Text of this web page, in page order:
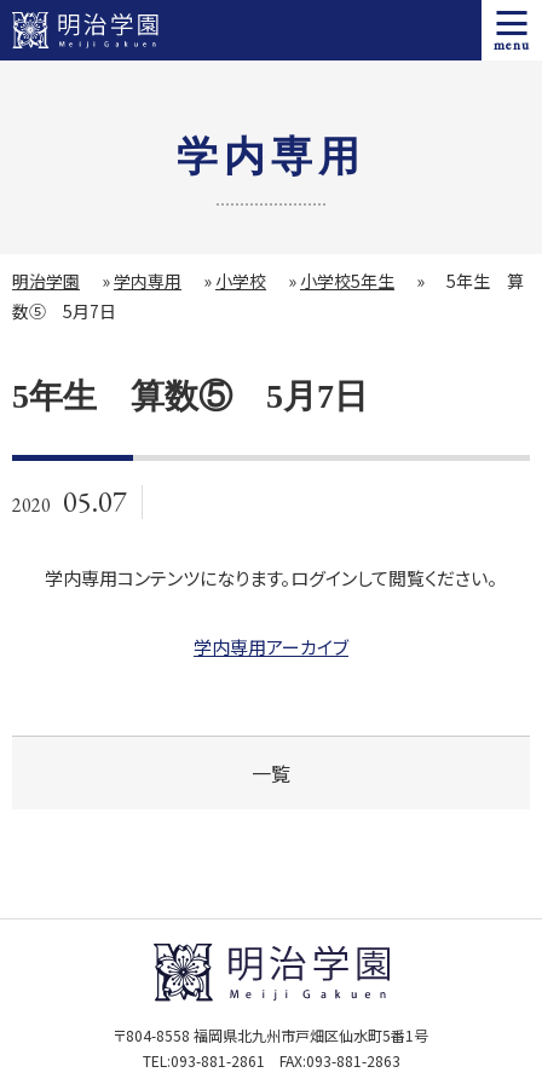
menu
学内専用
明治学園 »学内専用 » 小学校 » 小学校5年生 »
5年生 算
数⑤ 5月7日
5年生 算数⑤ 5月7日
2020 05.07
学内専用コンテンツになります。ログインして閲覧ください。
学内専用アーカイブ
一覧
〒804-8558 福岡県北九州市戸畑区仙水町5番1号
TEL:093-881-2861 FAX:093-881-2863